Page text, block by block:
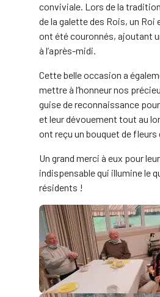
conviviale. Lors de la
de la galette des Rois, un Roi
ont été couronnés, ajoutant
à l’après-midi.
Cette belle occasion a
mettre à l’honneur nos
guise de reconnaissance
et leur dévouement tout au
ont reçu un bouquet de
Un grand merci à eux pour
indispensable qui illumine le
résidents !